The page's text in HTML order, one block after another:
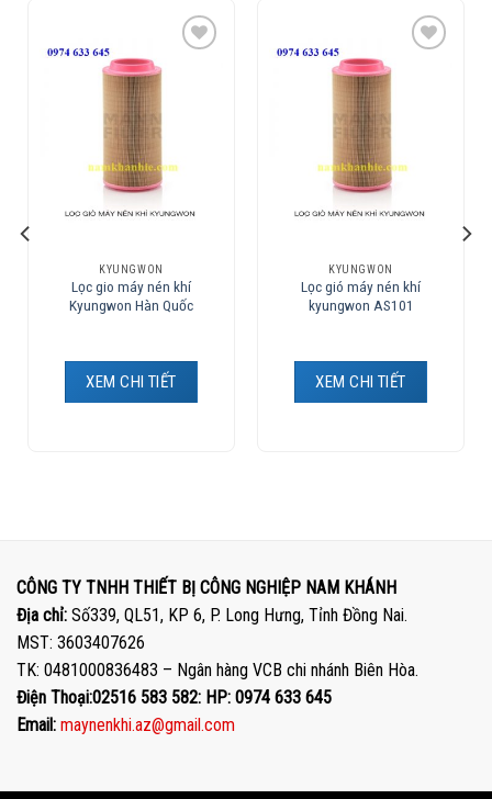
KYUNGWON
Lọc gio máy nén khí
Kyungwon Hàn Quốc
XEM CHI TIẾT
KYUNGWON
Lọc gió máy nén khí
kyungwon AS101
XEM CHI TIẾT
CÔNG TY TNHH THIẾT BỊ CÔNG NGHIỆP NAM KHÁNH
Địa chỉ: Số339, QL51, KP 6, P. Long Hưng, Tỉnh Đồng Nai.
MST: 3603407626
TK: 0481000836483 – Ngân hàng VCB chi nhánh Biên Hòa.
Điện Thoại:02516 583 582: HP: 0974 633 645
Email: maynenkhi.az@gmail.com